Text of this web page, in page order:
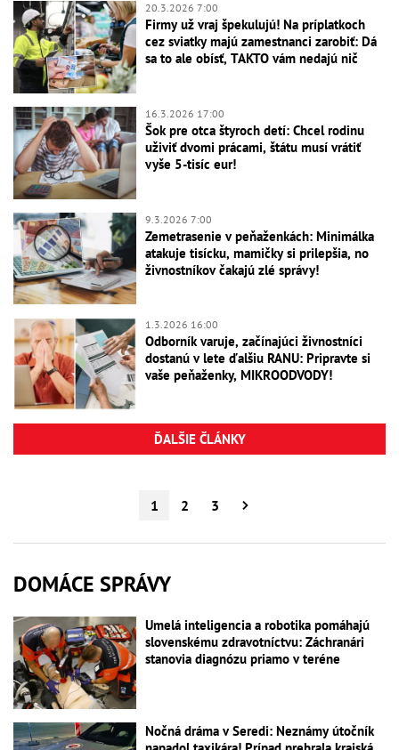
20.3.2026 7:00
Firmy už vraj špekulujú! Na príplatkoch
cez sviatky majú zamestnanci zarobiť: Dá
sa to ale obísť, TAKTO vám nedajú nič
16.3.2026 17:00
Šok pre otca štyroch detí: Chcel rodinu
uživiť dvomi prácami, štátu musí vrátiť
vyše 5-tisíc eur!
9.3.2026 7:00
Zemetrasenie v peňaženkách: Minimálka
atakuje tisícku, mamičky si prilepšia, no
živnostníkov čakajú zlé správy!
1.3.2026 16:00
Odborník varuje, začínajúci živnostníci
dostanú v lete ďalšiu RANU: Pripravte si
vaše peňaženky, MIKROODVODY!
ĎALŠIE ČLÁNKY
1 2 3
DOMÁCE SPRÁVY
Umelá inteligencia a robotika pomáhajú
slovenskému zdravotníctvu: Záchranári
stanovia diagnózu priamo v teréne
Nočná dráma v Seredi: Neznámy útočník